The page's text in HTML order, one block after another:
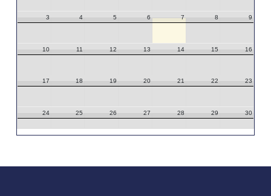
3 4 5 6 7 8 9
10 11 12 13 14 15 16
17 18 19 20 21 22 23
24 25 26 27 28 29 30